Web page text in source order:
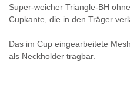
Super-weicher Triangle-BH
Cupkante, die in den Träger
Das im Cup eingearbeitete
als Neckholder tragbar.